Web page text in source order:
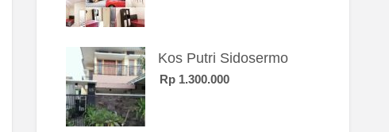
Kos Putri Sidosermo
Rp 1.300.000